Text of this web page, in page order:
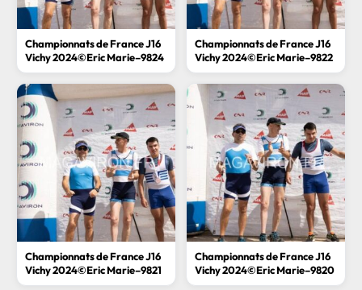
Championnats de France J16
Vichy 2024©Eric Marie–9824
Championnats de France J16
Vichy 2024©Eric Marie–9822
Championnats de France J16
Vichy 2024©Eric Marie–9821
Championnats de France J16
Vichy 2024©Eric Marie–9820